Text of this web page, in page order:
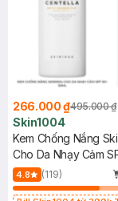
266.000 ₫495.000 ₫
Skin1004
Kem Chống Nắng
Cho Da Nhạy Cảm
50ml
4.8 (119)